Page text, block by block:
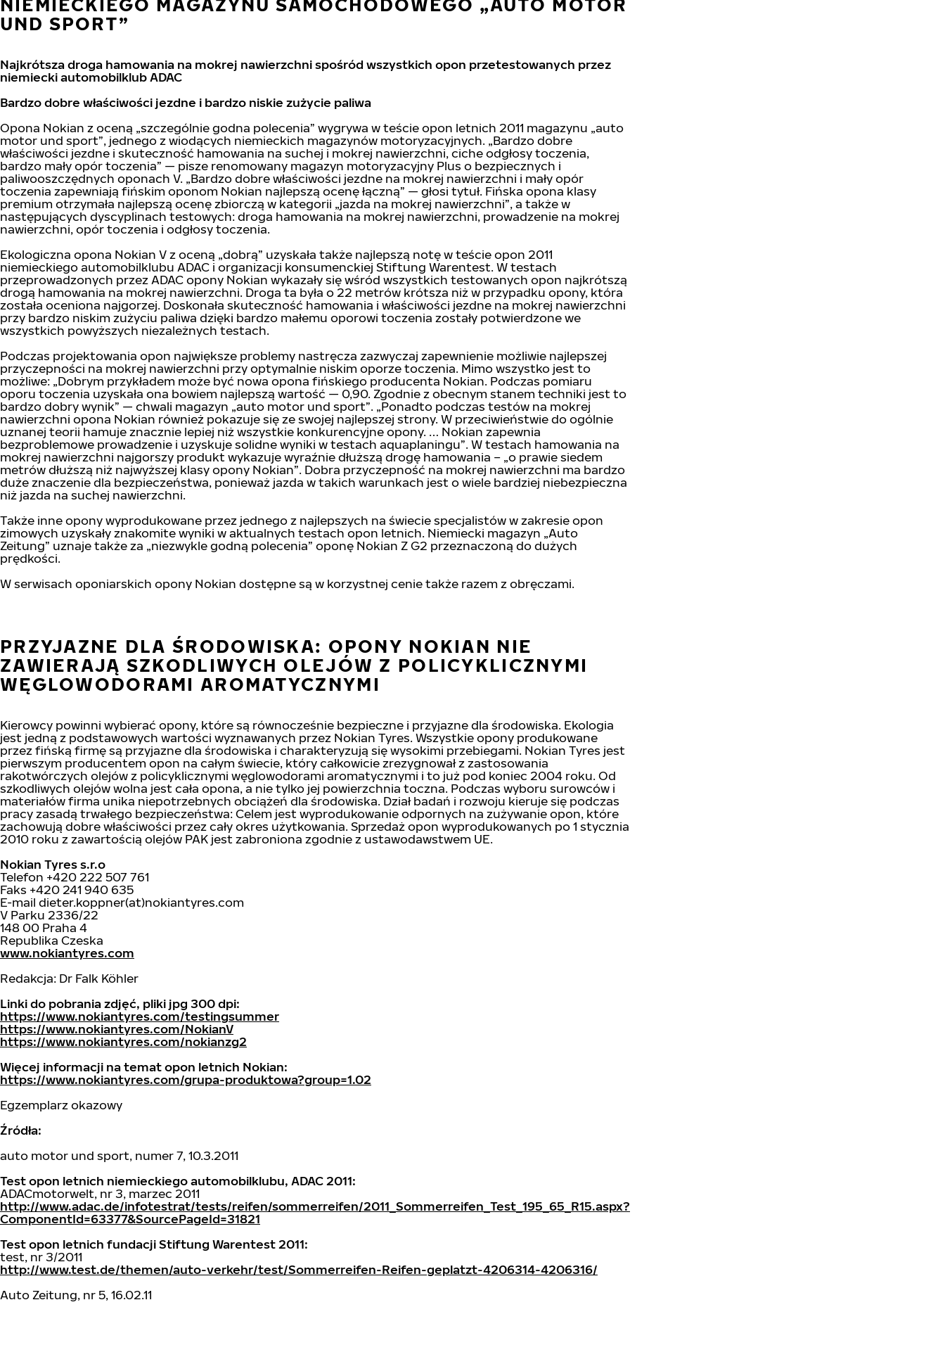
UND SPORT”
Najkrótsza droga hamowania na mokrej nawierzchni spośród wszystkich opon przetestowanych przez
niemiecki automobilklub ADAC
Bardzo dobre właściwości jezdne i bardzo niskie zużycie paliwa
Opona Nokian z oceną „szczególnie godna polecenia” wygrywa w teście opon letnich 2011 magazynu „auto
motor und sport”, jednego z wiodących niemieckich magazynów motoryzacyjnych. „Bardzo dobre
właściwości jezdne i skuteczność hamowania na suchej i mokrej nawierzchni, ciche odgłosy toczenia,
bardzo mały opór toczenia” — pisze renomowany magazyn motoryzacyjny Plus o bezpiecznych i
paliwooszczędnych oponach V. „Bardzo dobre właściwości jezdne na mokrej nawierzchni i mały opór
toczenia zapewniają fińskim oponom Nokian najlepszą ocenę łączną” — głosi tytuł. Fińska opona klasy
premium otrzymała najlepszą ocenę zbiorczą w kategorii „jazda na mokrej nawierzchni”, a także w
następujących dyscyplinach testowych: droga hamowania na mokrej nawierzchni, prowadzenie na mokrej
nawierzchni, opór toczenia i odgłosy toczenia.
Ekologiczna opona Nokian V z oceną „dobrą” uzyskała także najlepszą notę w teście opon 2011
niemieckiego automobilklubu ADAC i organizacji konsumenckiej Stiftung Warentest. W testach
przeprowadzonych przez ADAC opony Nokian wykazały się wśród wszystkich testowanych opon najkrótszą
drogą hamowania na mokrej nawierzchni. Droga ta była o 22 metrów krótsza niż w przypadku opony, która
została oceniona najgorzej. Doskonała skuteczność hamowania i właściwości jezdne na mokrej nawierzchni
przy bardzo niskim zużyciu paliwa dzięki bardzo małemu oporowi toczenia zostały potwierdzone we
wszystkich powyższych niezależnych testach.
Podczas projektowania opon największe problemy nastręcza zazwyczaj zapewnienie możliwie najlepszej
przyczepności na mokrej nawierzchni przy optymalnie niskim oporze toczenia. Mimo wszystko jest to
możliwe: „Dobrym przykładem może być nowa opona fińskiego producenta Nokian. Podczas pomiaru
oporu toczenia uzyskała ona bowiem najlepszą wartość — 0,90. Zgodnie z obecnym stanem techniki jest to
bardzo dobry wynik” — chwali magazyn „auto motor und sport”. „Ponadto podczas testów na mokrej
nawierzchni opona Nokian również pokazuje się ze swojej najlepszej strony. W przeciwieństwie do ogólnie
uznanej teorii hamuje znacznie lepiej niż wszystkie konkurencyjne opony. … Nokian zapewnia
bezproblemowe prowadzenie i uzyskuje solidne wyniki w testach aquaplaningu”. W testach hamowania na
mokrej nawierzchni najgorszy produkt wykazuje wyraźnie dłuższą drogę hamowania – „o prawie siedem
metrów dłuższą niż najwyższej klasy opony Nokian”. Dobra przyczepność na mokrej nawierzchni ma bardzo
duże znaczenie dla bezpieczeństwa, ponieważ jazda w takich warunkach jest o wiele bardziej niebezpieczna
niż jazda na suchej nawierzchni.
Także inne opony wyprodukowane przez jednego z najlepszych na świecie specjalistów w zakresie opon
zimowych uzyskały znakomite wyniki w aktualnych testach opon letnich. Niemiecki magazyn „Auto
Zeitung” uznaje także za „niezwykle godną polecenia” oponę Nokian Z G2 przeznaczoną do dużych
prędkości.
W serwisach oponiarskich opony Nokian dostępne są w korzystnej cenie także razem z obręczami.
PRZYJAZNE DLA ŚRODOWISKA: OPONY NOKIAN NIE
ZAWIERAJĄ SZKODLIWYCH OLEJÓW Z POLICYKLICZNYMI
WĘGLOWODORAMI AROMATYCZNYMI
Kierowcy powinni wybierać opony, które są równocześnie bezpieczne i przyjazne dla środowiska. Ekologia
jest jedną z podstawowych wartości wyznawanych przez Nokian Tyres. Wszystkie opony produkowane
przez fińską firmę są przyjazne dla środowiska i charakteryzują się wysokimi przebiegami. Nokian Tyres jest
pierwszym producentem opon na całym świecie, który całkowicie zrezygnował z zastosowania
rakotwórczych olejów z policyklicznymi węglowodorami aromatycznymi i to już pod koniec 2004 roku. Od
szkodliwych olejów wolna jest cała opona, a nie tylko jej powierzchnia toczna. Podczas wyboru surowców i
materiałów firma unika niepotrzebnych obciążeń dla środowiska. Dział badań i rozwoju kieruje się podczas
pracy zasadą trwałego bezpieczeństwa: Celem jest wyprodukowanie odpornych na zużywanie opon, które
zachowują dobre właściwości przez cały okres użytkowania. Sprzedaż opon wyprodukowanych po 1 stycznia
2010 roku z zawartością olejów PAK jest zabroniona zgodnie z ustawodawstwem UE.
Nokian Tyres s.r.o
Telefon +420 222 507 761
Faks +420 241 940 635
E-mail dieter.koppner(at)nokiantyres.com
V Parku 2336/22
148 00 Praha 4
Republika Czeska
www.nokiantyres.com
Redakcja: Dr Falk Köhler
Linki do pobrania zdjęć, pliki jpg 300 dpi:
https://www.nokiantyres.com/testingsummer
https://www.nokiantyres.com/NokianV
https://www.nokiantyres.com/nokianzg2
Więcej informacji na temat opon letnich Nokian:
https://www.nokiantyres.com/grupa-produktowa?group=1.02
Egzemplarz okazowy
Źródła:
auto motor und sport, numer 7, 10.3.2011
Test opon letnich niemieckiego automobilklubu, ADAC 2011:
ADACmotorwelt, nr 3, marzec 2011
http://www.adac.de/infotestrat/tests/reifen/sommerreifen/2011_Sommerreifen_Test_195_65_R15.aspx?
ComponentId=63377&SourcePageId=31821
Test opon letnich fundacji Stiftung Warentest 2011:
test, nr 3/2011
http://www.test.de/themen/auto-verkehr/test/Sommerreifen-Reifen-geplatzt-4206314-4206316/
Auto Zeitung, nr 5, 16.02.11